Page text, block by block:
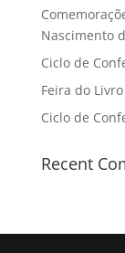
Nascimento
Ciclo de
Feira do
Ciclo de
Recent